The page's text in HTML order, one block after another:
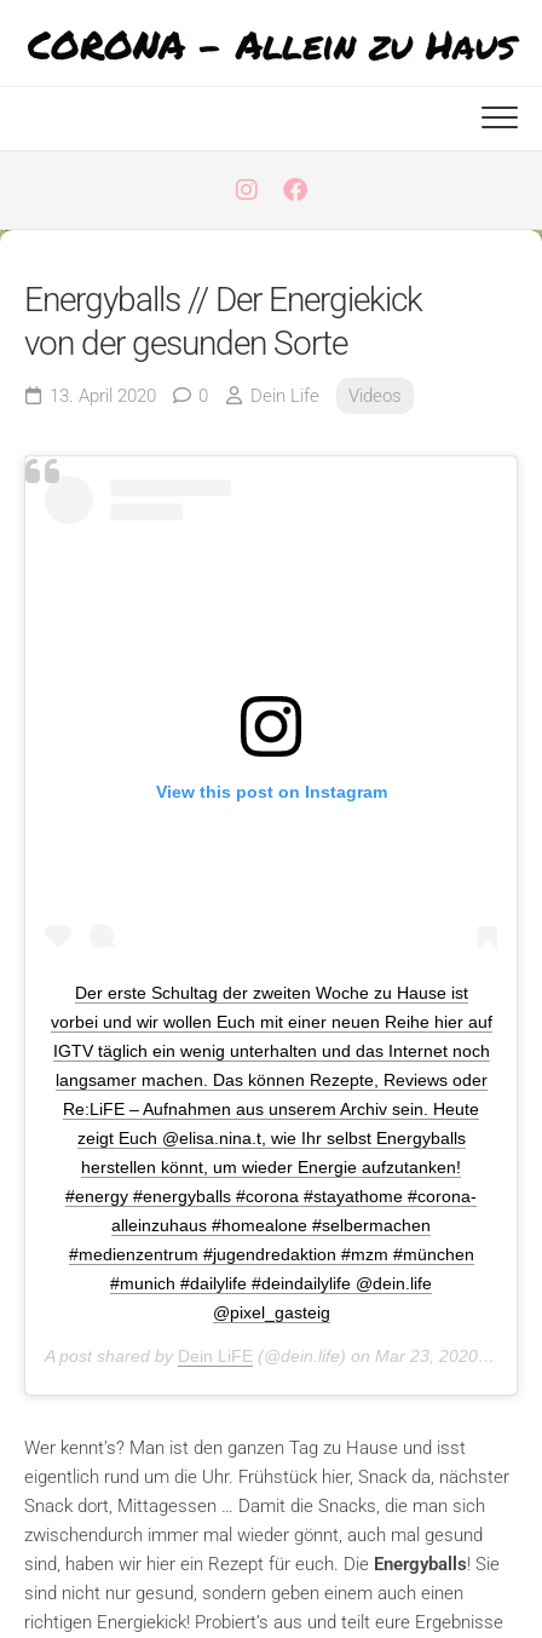
contentCORONA - Allein zu Haus
Energyballs // Der Energiekick
von der gesunden Sorte
13. April 2020 0 Dein Life Videos
View this post on Instagram
Der erste Schultag der zweiten Woche zu Hause ist
vorbei und wir wollen Euch mit einer neuen Reihe hier auf
IGTV täglich ein wenig unterhalten und das Internet noch
langsamer machen. Das können Rezepte, Reviews oder
Re:LiFE – Aufnahmen aus unserem Archiv sein. Heute
zeigt Euch @elisa.nina.t, wie Ihr selbst Energyballs
herstellen könnt, um wieder Energie aufzutanken!
#energy #energyballs #corona #stayathome #corona-
alleinzuhaus #homealone #selbermachen
#medienzentrum #jugendredaktion #mzm #münchen
#munich #dailylife #deindailylife @dein.life
@pixel_gasteig
A post shared by Dein LiFE (@dein.life) on Mar 23, 2020 at 6:47am PDT
Wer kennt’s? Man ist den ganzen Tag zu Hause und isst
eigentlich rund um die Uhr. Frühstück hier, Snack da, nächster
Snack dort, Mittagessen … Damit die Snacks, die man sich
zwischendurch immer mal wieder gönnt, auch mal gesund
sind, haben wir hier ein Rezept für euch. Die Energyballs! Sie
sind nicht nur gesund, sondern geben einem auch einen
richtigen Energiekick! Probiert’s aus und teilt eure Ergebnisse